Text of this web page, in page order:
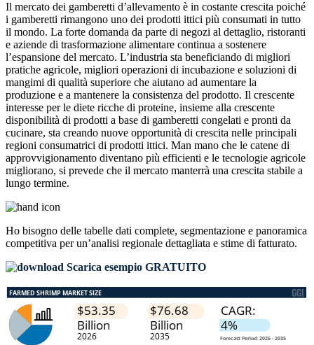
Il mercato dei gamberetti d’allevamento è in costante crescita poiché
i gamberetti rimangono uno dei prodotti ittici più consumati in tutto
il mondo. La forte domanda da parte di negozi al dettaglio, ristoranti
e aziende di trasformazione alimentare continua a sostenere
l’espansione del mercato. L’industria sta beneficiando di migliori
pratiche agricole, migliori operazioni di incubazione e soluzioni di
mangimi di qualità superiore che aiutano ad aumentare la
produzione e a mantenere la consistenza del prodotto. Il crescente
interesse per le diete ricche di proteine, insieme alla crescente
disponibilità di prodotti a base di gamberetti congelati e pronti da
cucinare, sta creando nuove opportunità di crescita nelle principali
regioni consumatrici di prodotti ittici. Man mano che le catene di
approvvigionamento diventano più efficienti e le tecnologie agricole
migliorano, si prevede che il mercato manterrà una crescita stabile a
lungo termine.
Ho bisogno delle tabelle dati complete, segmentazione e panoramica
competitiva per un’analisi regionale dettagliata e stime di fatturato.
Scarica esempio GRATUITO